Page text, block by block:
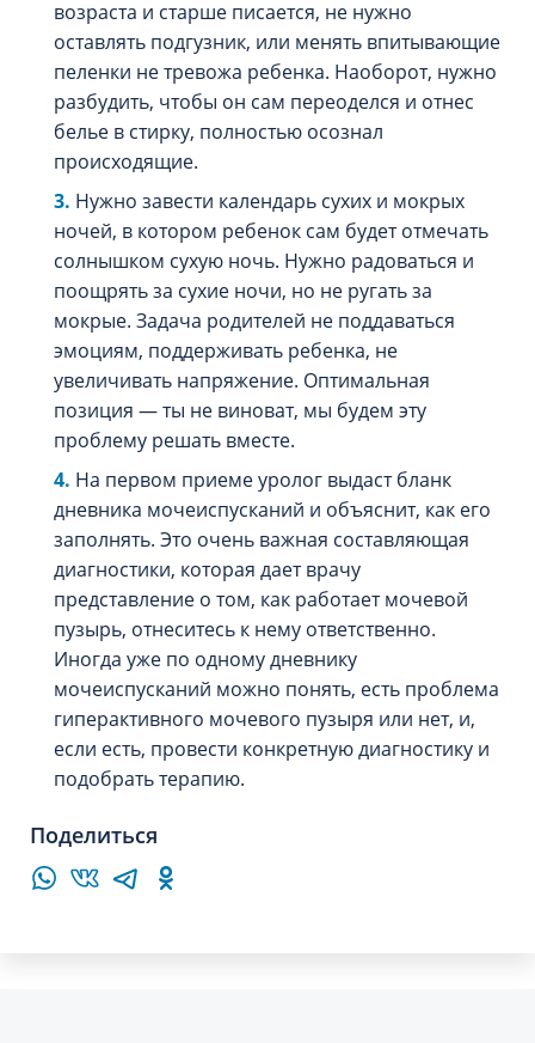
возраста и старше писается, не нужно
оставлять подгузник, или менять впитывающие
пеленки не тревожа ребенка. Наоборот, нужно
разбудить, чтобы он сам переоделся и отнес
белье в стирку, полностью осознал
происходящие.
Нужно завести календарь сухих и мокрых
ночей, в котором ребенок сам будет отмечать
солнышком сухую ночь. Нужно радоваться и
поощрять за сухие ночи, но не ругать за
мокрые. Задача родителей не поддаваться
эмоциям, поддерживать ребенка, не
увеличивать напряжение. Оптимальная
позиция — ты не виноват, мы будем эту
проблему решать вместе.
На первом приеме уролог выдаст бланк
дневника мочеиспусканий и объяснит, как его
заполнять. Это очень важная составляющая
диагностики, которая дает врачу
представление о том, как работает мочевой
пузырь, отнеситесь к нему ответственно.
Иногда уже по одному дневнику
мочеиспусканий можно понять, есть проблема
гиперактивного мочевого пузыря или нет, и,
если есть, провести конкретную диагностику и
подобрать терапию.
Поделиться